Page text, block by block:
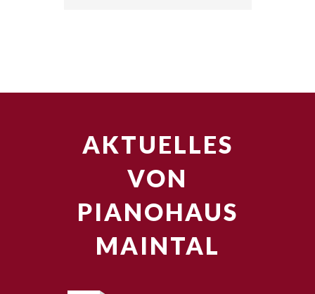
AKTUELLES
VON
PIANOHAUS
MAINTAL